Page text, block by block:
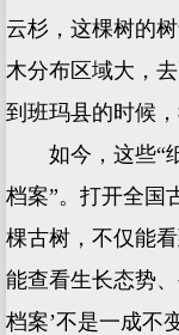
云杉，这棵树的
木分布区域大，
到班玛县的时候
如今，这些“纸
档案”。打开全国
棵古树，不仅能
能查看生长态势
档案’不是一成不